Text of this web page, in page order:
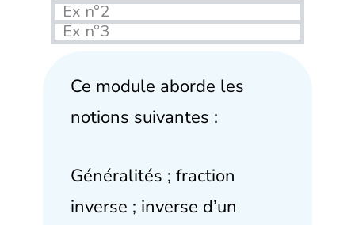
Ex n°2
Ex n°3
Ce module aborde les
notions suivantes :
Généralités ; fraction
inverse ; inverse d’un